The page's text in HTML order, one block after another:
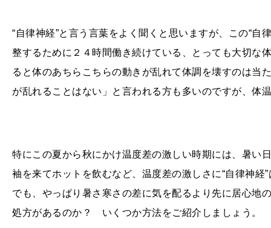
“自律神経”と言う言葉をよく聞くと思いますが、この“自
整するために２４時間働き続けている、とっても大切な
ると体のあちらこちらの動きが乱れて体調を壊すのは当
が乱れることはない」と言われる方も多いのですが、体
特にこの夏から秋にかけ温度差の激しい時期には、暑い
袖を来てホットを飲むなど、温度差の激しさに“自律神
でも、やっぱり暑さ寒さの差に気を配るより先に居心地
処方があるのか？ いくつか方法をご紹介しましょう。